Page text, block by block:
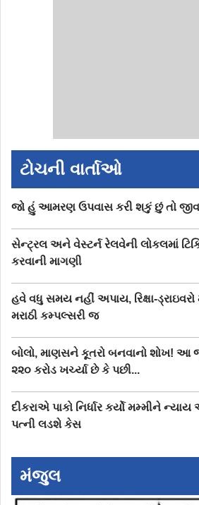
ટોચની વાર્તાઓ
જો હું આમરણ ઉપવાસ કરી શકું છું તો
સેન્ટ્રલ અને વેસ્ટર્ન રેલવેની લોકલમાં
કરવાની માગણી
હવે વધુ સમય નહીં અપાય, રિક્ષા-
મરાઠી કમ્પલ્સરી જ
બોલો, માણસને કૂતરો બનવાનો શોખ! આ
૨૨૦ કરોડ ખર્ચ્યા છે કે પછી...
દીકરાએ પાકો નિર્ધાર કર્યો મમ્મીને
પત્ની લડશે કેસ
મંજુલ